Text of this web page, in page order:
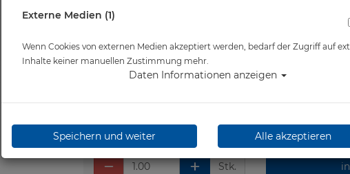
Herstellerpreis: 15,00 €
15,00 €*
Stk.
Externe Medien (1)
Wenn Cookies von externen Medien akzeptiert werden, bedarf der Zugriff auf
Inhalte keiner manuellen Zustimmung mehr.
Daten Informationen anzeigen
Speichern und weiter Alle akzeptieren